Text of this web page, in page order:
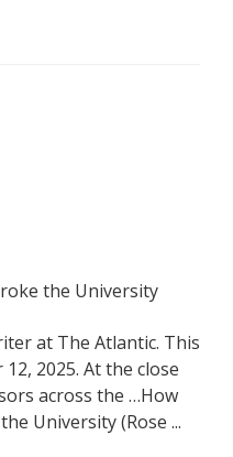
the University
at The Atlantic. This
2025. At the close
across the …How
University (Rose ...